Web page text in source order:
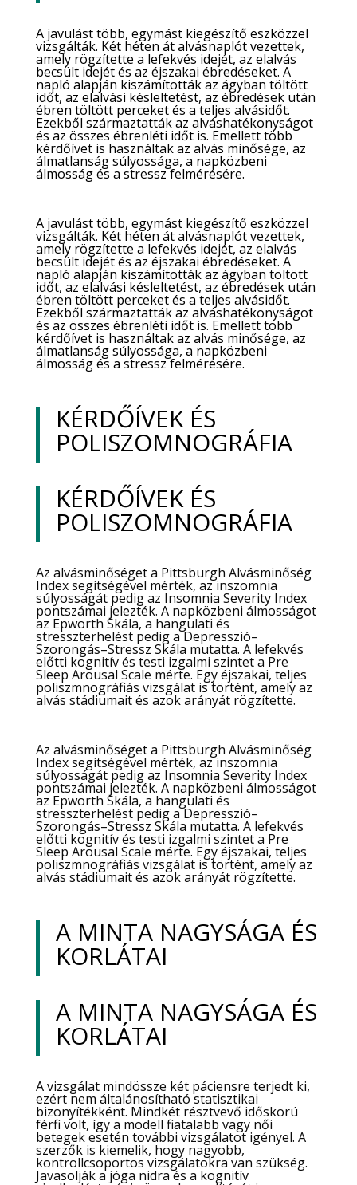
A javulást több, egymást kiegészítő eszközzel
vizsgálták. Két héten át alvásnaplót vezettek,
amely rögzítette a lefekvés idejét, az elalvás
becsült idejét és az éjszakai ébredéseket. A
napló alapján kiszámították az ágyban töltött
időt, az elalvási késleltetést, az ébredések után
ébren töltött perceket és a teljes alvásidőt.
Ezekből származtatták az alváshatékonyságot
és az összes ébrenléti időt is. Emellett több
kérdőívet is használtak az alvás minősége, az
álmatlanság súlyossága, a napközbeni
álmosság és a stressz felmérésére.
A javulást több, egymást kiegészítő eszközzel
vizsgálták. Két héten át alvásnaplót vezettek,
amely rögzítette a lefekvés idejét, az elalvás
becsült idejét és az éjszakai ébredéseket. A
napló alapján kiszámították az ágyban töltött
időt, az elalvási késleltetést, az ébredések után
ébren töltött perceket és a teljes alvásidőt.
Ezekből származtatták az alváshatékonyságot
és az összes ébrenléti időt is. Emellett több
kérdőívet is használtak az alvás minősége, az
álmatlanság súlyossága, a napközbeni
álmosság és a stressz felmérésére.
KÉRDŐÍVEK ÉS
POLISZOMNOGRÁFIA
KÉRDŐÍVEK ÉS
POLISZOMNOGRÁFIA
Az alvásminőséget a Pittsburgh Alvásminőség
Index segítségével mérték, az inszomnia
súlyosságát pedig az Insomnia Severity Index
pontszámai jelezték. A napközbeni álmosságot
az Epworth Skála, a hangulati és
stresszterhelést pedig a Depresszió–
Szorongás–Stressz Skála mutatta. A lefekvés
előtti kognitív és testi izgalmi szintet a Pre
Sleep Arousal Scale mérte. Egy éjszakai, teljes
poliszmnográfiás vizsgálat is történt, amely az
alvás stádiumait és azok arányát rögzítette.
Az alvásminőséget a Pittsburgh Alvásminőség
Index segítségével mérték, az inszomnia
súlyosságát pedig az Insomnia Severity Index
pontszámai jelezték. A napközbeni álmosságot
az Epworth Skála, a hangulati és
stresszterhelést pedig a Depresszió–
Szorongás–Stressz Skála mutatta. A lefekvés
előtti kognitív és testi izgalmi szintet a Pre
Sleep Arousal Scale mérte. Egy éjszakai, teljes
poliszmnográfiás vizsgálat is történt, amely az
alvás stádiumait és azok arányát rögzítette.
A MINTA NAGYSÁGA ÉS
KORLÁTAI
A MINTA NAGYSÁGA ÉS
KORLÁTAI
A vizsgálat mindössze két páciensre terjedt ki,
ezért nem általánosítható statisztikai
bizonyítékként. Mindkét résztvevő időskorú
férfi volt, így a modell fiatalabb vagy női
betegek esetén további vizsgálatot igényel. A
szerzők is kiemelik, hogy nagyobb,
kontrollcsoportos vizsgálatokra van szükség.
Javasolják a jóga nidra és a kognitív